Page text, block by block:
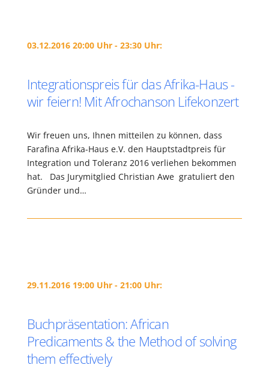
03.12.2016 20:00 Uhr - 23:30 Uhr:
Integrationspreis für das Afrika-Haus -
wir feiern! Mit Afrochanson Lifekonzert
Wir freuen uns, Ihnen mitteilen zu können, dass
Farafina Afrika-Haus e.V. den Hauptstadtpreis für
Integration und Toleranz 2016 verliehen bekommen
hat. Das Jurymitglied Christian Awe gratuliert den
Gründer und…
29.11.2016 19:00 Uhr - 21:00 Uhr:
Buchpräsentation: African
Predicaments & the Method of solving
them effectively